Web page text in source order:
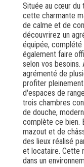
Située au cœur du
cette charmante
de calme et de
découvrirez un
équipée, complété
également faire
selon vos besoins.
agrémenté de
profiter
d'espaces de
trois chambres
de douche,
complète ce bien.
mazout et de
des lieux réalisé
et locataire. Cette
dans un